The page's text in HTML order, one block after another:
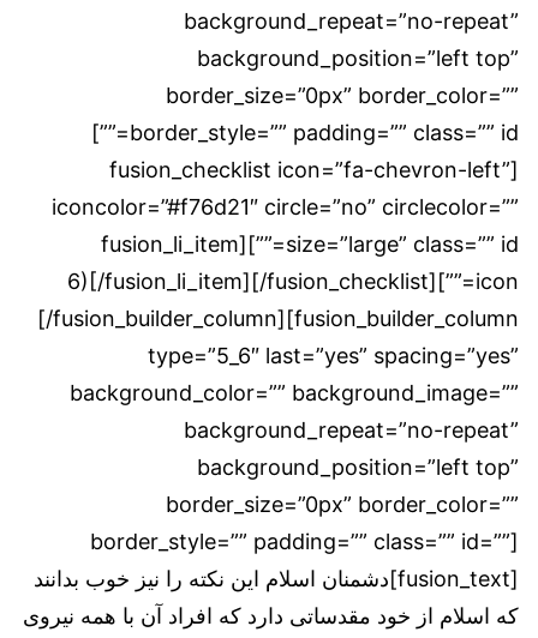
background_repeat=”no-repeat”
background_position=”left top”
border_size=”0px” border_color=””
border_style=”” padding=”” class=”” id=””]
[fusion_checklist icon=”fa-chevron-left”
iconcolor=”#f76d21″ circle=”no” circlecolor=””
size=”large” class=”” id=””][fusion_li_item
icon=””]6)[/fusion_li_item][/fusion_checklist]
[/fusion_builder_column][fusion_builder_column
type=”5_6″ last=”yes” spacing=”yes”
background_color=”” background_image=””
background_repeat=”no-repeat”
background_position=”left top”
border_size=”0px” border_color=””
border_style=”” padding=”” class=”” id=””]
[fusion_text]دشمنان اسلام این نکته را نیز خوب بدانند
که اسلام از خود مقدساتی دارد که افراد آن با همه نیروی